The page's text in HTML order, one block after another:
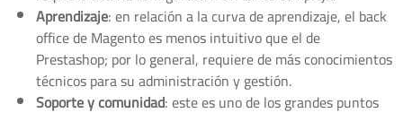
Aprendizaje: en relación a la curva de aprendizaje, el back
office de Magento es menos intuitivo que el de
Prestashop; por lo general, requiere de más conocimientos
técnicos para su administración y gestión.
Soporte y comunidad: este es uno de los grandes puntos